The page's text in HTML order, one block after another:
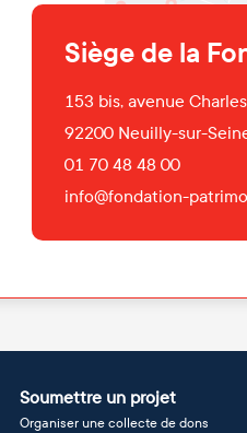
Siège de la
153 bis, avenue
92200 Neuilly-sur-
01 70 48 48 00
info@fondation-
Soumettre un projet
Organiser une collecte de dons